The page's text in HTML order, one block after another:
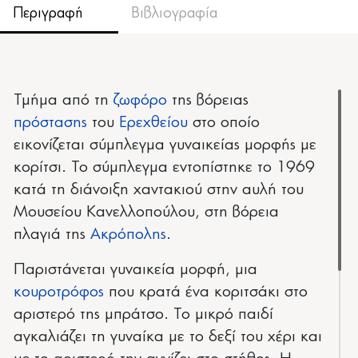
Περιγραφή Βιβλιογραφία
Τμήμα από τη ζωφόρο της βόρειας
πρόστασης του Ερεχθείου στο οποίο
εικονίζεται σύμπλεγμα γυναικείας μορφής με
κορίτσι. Το σύμπλεγμα εντοπίστηκε το 1969
κατά τη διάνοιξη χαντακιού στην αυλή του
Μουσείου Κανελλοπούλου, στη βόρεια
πλαγιά της Ακρόπολης.
Παριστάνεται γυναικεία μορφή, μια
κουροτρόφος που κρατά ένα κοριτσάκι στο
αριστερό της μπράτσο. Το μικρό παιδί
αγκαλιάζει τη γυναίκα με το δεξί του χέρι και